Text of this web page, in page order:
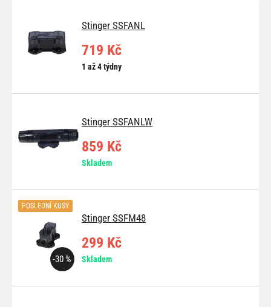
Stinger SSFANL
719 Kč
1 až 4 týdny
Stinger SSFANLW
859 Kč
Skladem
Stinger SSFM48
-30 %
POSLEDNÍ KUSY
299 Kč
Skladem